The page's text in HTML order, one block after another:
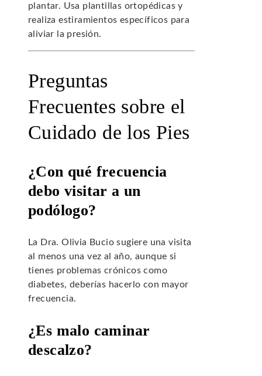
plantar. Usa plantillas ortopédicas y
realiza estiramientos específicos para
aliviar la presión.
Preguntas
Frecuentes sobre el
Cuidado de los Pies
¿Con qué frecuencia
debo visitar a un
podólogo?
La Dra. Olivia Bucio sugiere una visita
al menos una vez al año, aunque si
tienes problemas crónicos como
diabetes, deberías hacerlo con mayor
frecuencia.
¿Es malo caminar
descalzo?